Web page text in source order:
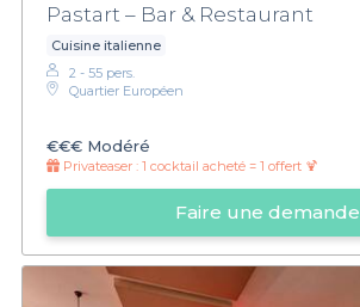
Pastart – Bar & Restaurant
Cuisine italienne
2 - 55 pers.
Quartier Européen
€€€ Modéré
Privateaser : 1 cocktail acheté = 1 offert 🍹
Faire une demande